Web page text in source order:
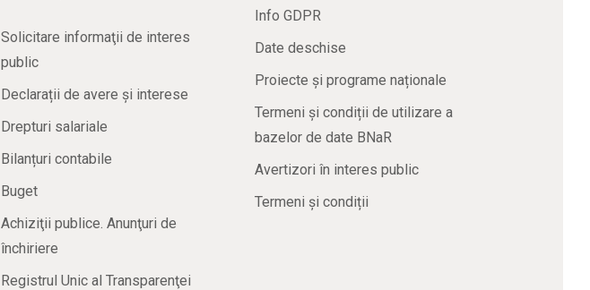
Solicitare informaţii de interes
public
Declarații de avere și interese
Drepturi salariale
Bilanțuri contabile
Buget
Achiziţii publice. Anunţuri de
închiriere
Registrul Unic al Transparenţei
Info GDPR
Date deschise
Proiecte și programe naționale
Termeni și condiții de utilizare a
bazelor de date BNaR
Avertizori în interes public
Termeni și condiții